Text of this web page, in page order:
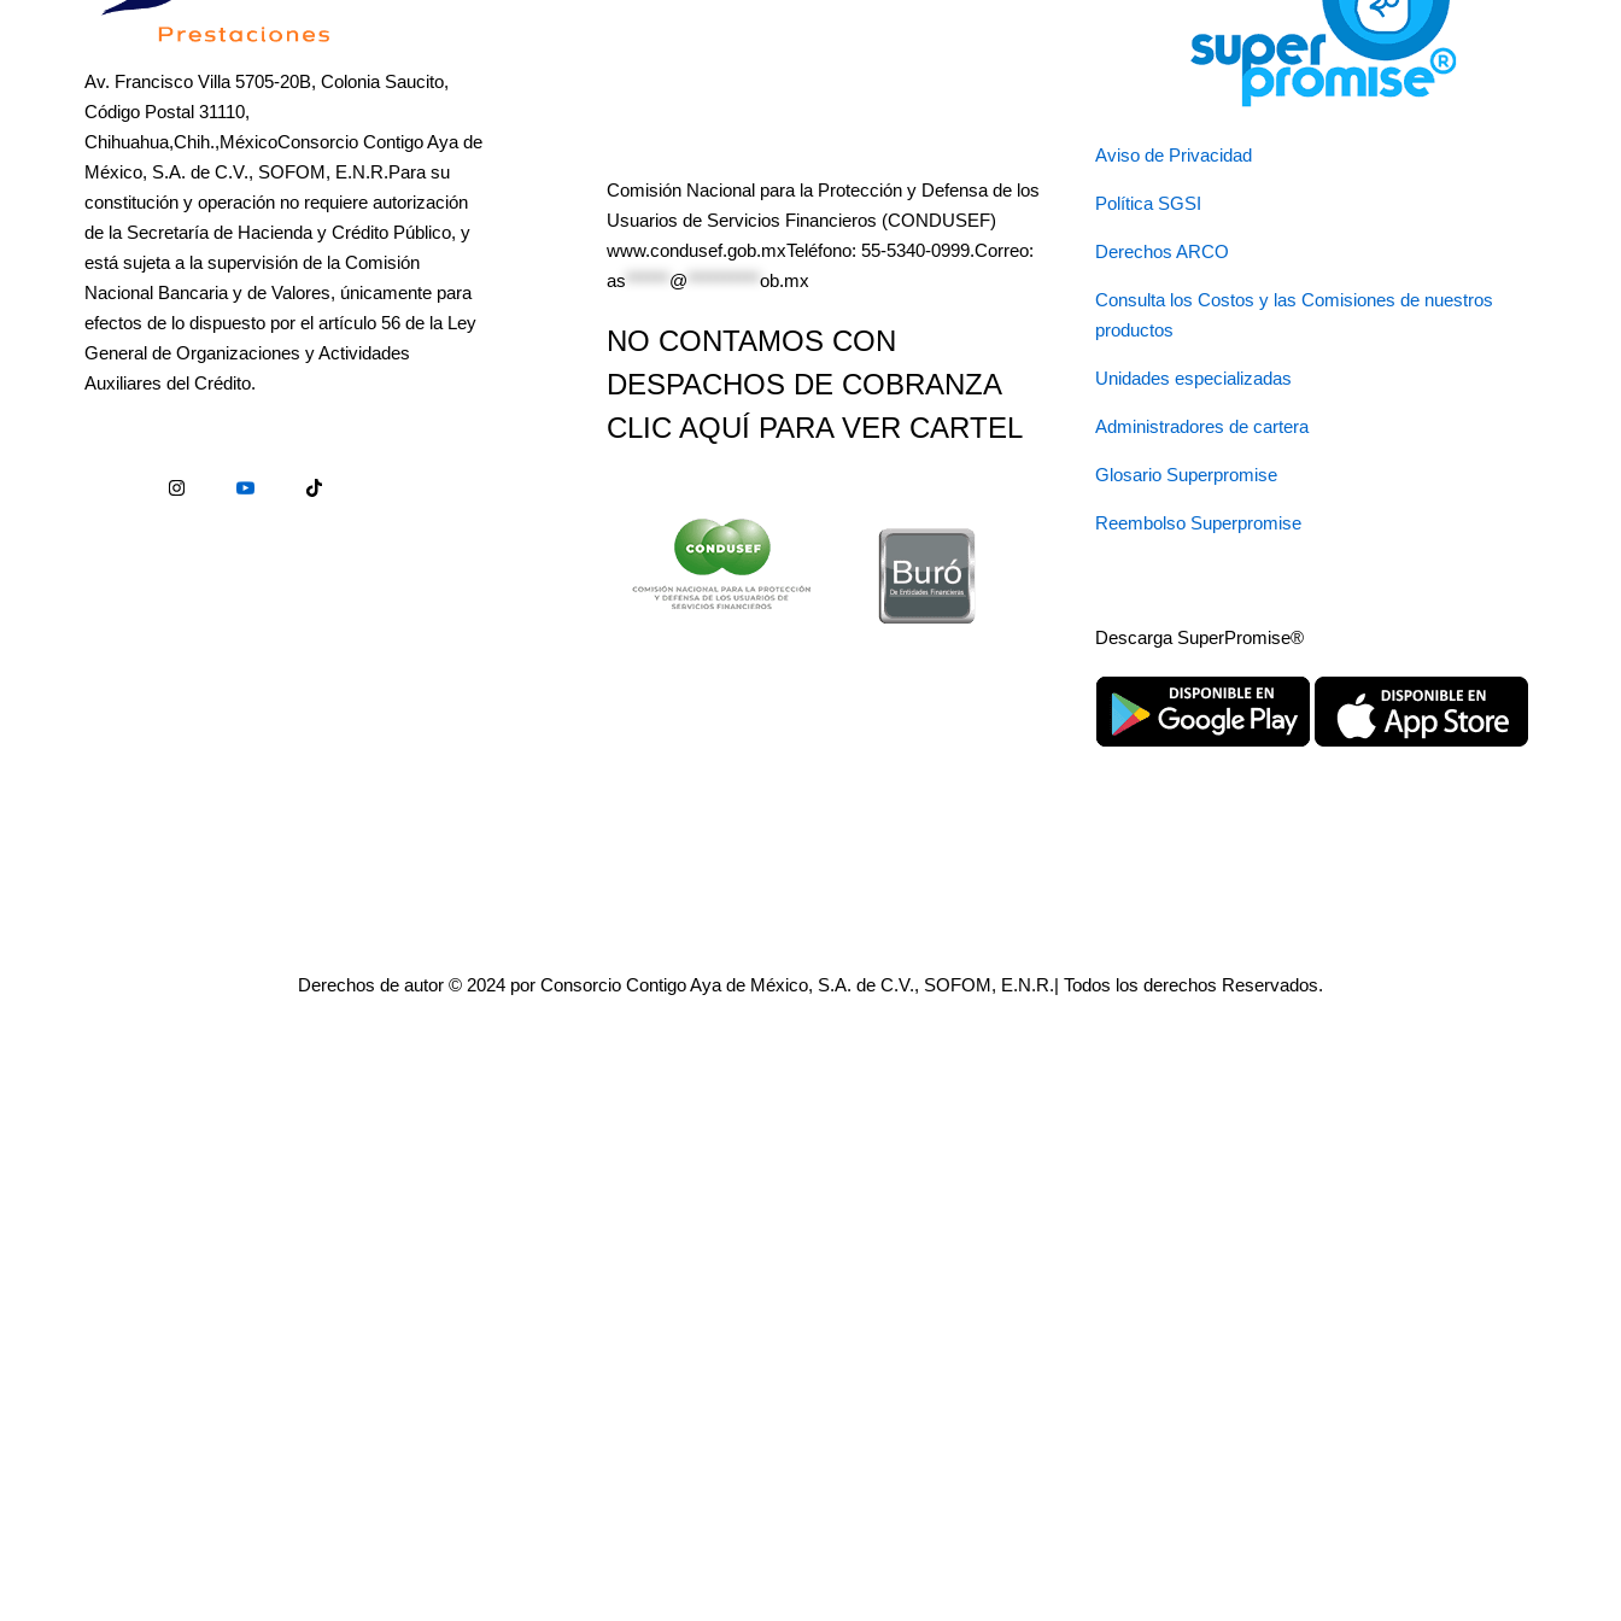
Av. Francisco Villa 5705-20B, Colonia Saucito,
Código Postal 31110,
Chihuahua,Chih.,MéxicoConsorcio Contigo Aya de
México, S.A. de C.V., SOFOM, E.N.R.Para su
constitución y operación no requiere autorización
de la Secretaría de Hacienda y Crédito Público, y
está sujeta a la supervisión de la Comisión
Nacional Bancaria y de Valores, únicamente para
efectos de lo dispuesto por el artículo 56 de la Ley
General de Organizaciones y Actividades
Auxiliares del Crédito.
Comisión Nacional para la Protección y Defensa de los
Usuarios de Servicios Financieros (CONDUSEF)
www.condusef.gob.mxTeléfono: 55-5340-0999.Correo:
as
@ ob.mx
NO CONTAMOS CON
DESPACHOS DE COBRANZA
CLIC AQUÍ PARA VER CARTEL
Aviso de Privacidad
Política SGSI
Derechos ARCO
Consulta los Costos y las Comisiones de nuestros
productos
Unidades especializadas
Administradores de cartera
Glosario Superpromise
Reembolso Superpromise
Descarga SuperPromise®
Derechos de autor © 2024 por Consorcio Contigo Aya de México, S.A. de C.V., SOFOM, E.N.R.| Todos los derechos Reservados.